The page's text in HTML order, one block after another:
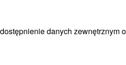
danych zewnętrznym